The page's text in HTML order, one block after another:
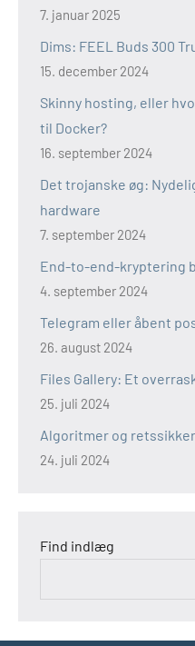
7. januar 2025
Dims: FEEL Buds 300
15. december 2024
Skinny hosting, eller
til Docker?
16. september 2024
Det trojanske øg:
hardware
7. september 2024
End-to-end-kryptering
4. september 2024
Telegram eller åbent
26. august 2024
Files Gallery: Et
25. juli 2024
Algoritmer og
24. juli 2024
Find indlæg